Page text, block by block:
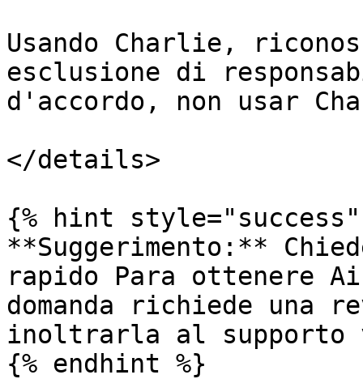
Usando Charlie,
esclusione di
d'accordo, non usar
</details>
{% hint style="success"
**Suggerimento:**
rapido Para ottenere
domanda richiede una
inoltrarla al supporto
{% endhint %}